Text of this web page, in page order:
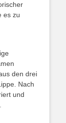
es zu
den drei
Nach
und